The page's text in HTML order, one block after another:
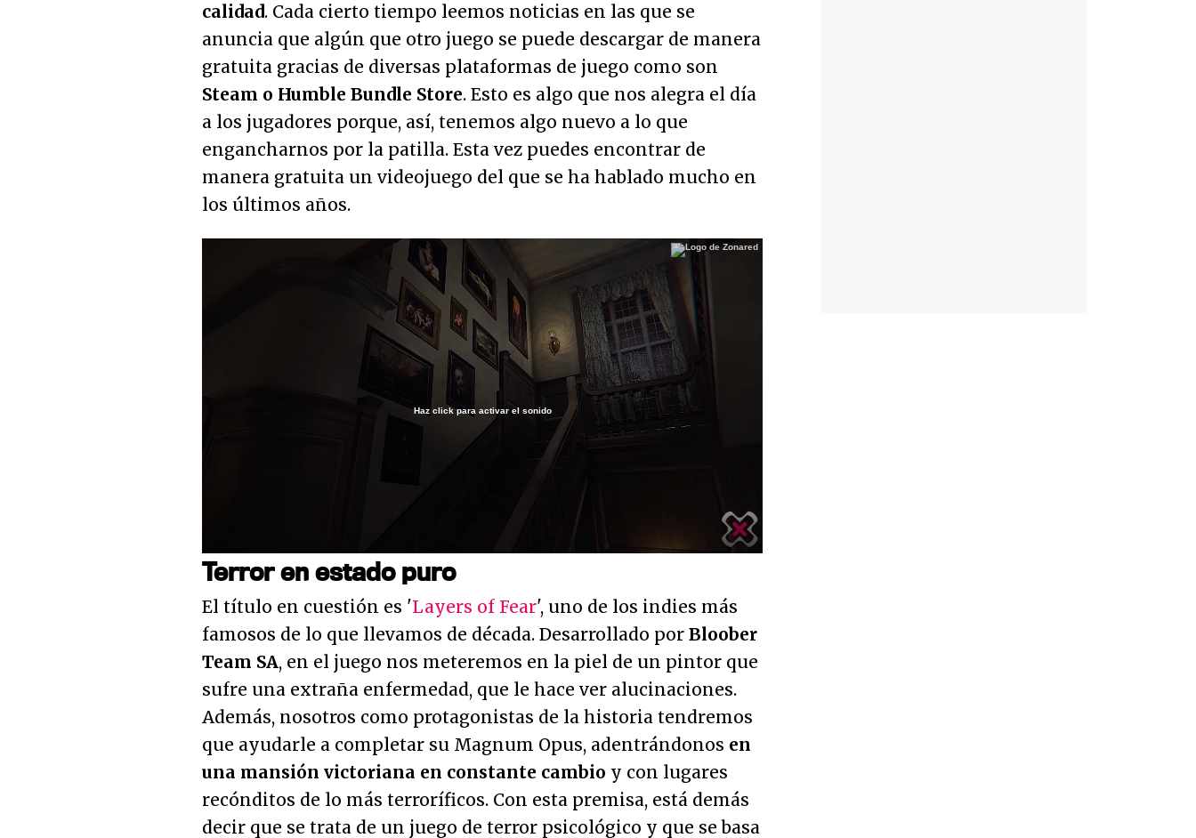
calidad. Cada cierto tiempo leemos noticias en las que se
anuncia que algún que otro juego se puede descargar de manera
gratuita gracias de diversas plataformas de juego como son
Steam o Humble Bundle Store. Esto es algo que nos alegra el día
a los jugadores porque, así, tenemos algo nuevo a lo que
engancharnos por la patilla. Esta vez puedes encontrar de
manera gratuita un videojuego del que se ha hablado mucho en
los últimos años.
Haz click para activar el sonido
Terror en estado puro
El título en cuestión es 'Layers of Fear', uno de los indies más
famosos de lo que llevamos de década. Desarrollado por Bloober
Team SA, en el juego nos meteremos en la piel de un pintor que
sufre una extraña enfermedad, que le hace ver alucinaciones.
Además, nosotros como protagonistas de la historia tendremos
que ayudarle a completar su Magnum Opus, adentrándonos en
una mansión victoriana en constante cambio y con lugares
recónditos de lo más terroríficos. Con esta premisa, está demás
decir que se trata de un juego de terror psicológico y que se basa